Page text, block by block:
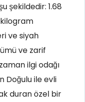
şekildedir: 1.68
ve siyah
ve zarif
ilgi odağı
Doğulu ile evli
duran özel bir